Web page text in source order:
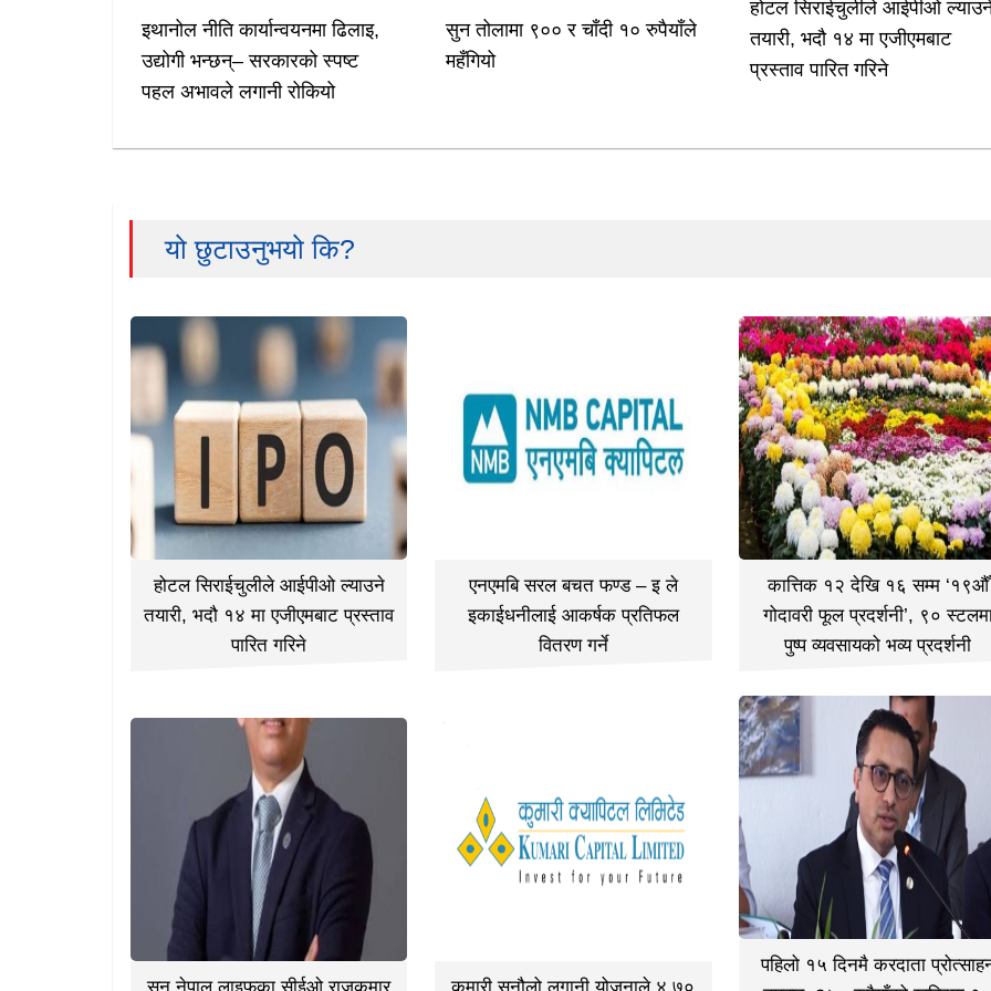
इथानोल नीति कार्यान्वयनमा ढिलाइ,
उद्योगी भन्छन्– सरकारको स्पष्ट
पहल अभावले लगानी रोकियो
सुन तोलामा ९०० र चाँदी १० रुपैयाँले
महँगियो
होटल सिराईचुलीले आईपीओ
तयारी, भदौ १४ मा एजीएमबाट
प्रस्ताव पारित गरिने
यो छुटाउनुभयो कि?
होटल सिराईचुलीले आईपीओ ल्याउने
तयारी, भदौ १४ मा एजीएमबाट प्रस्ताव
पारित गरिने
एनएमबि सरल बचत फण्ड – इ ले
इकाईधनीलाई आकर्षक प्रतिफल
वितरण गर्ने
कात्तिक १२ देखि १६ सम्म ‘१९औँ
गोदावरी फूल प्रदर्शनी’, ९०
पुष्प व्यवसायको भव्य प्रदर्शनी
पहिलो १५ दिनमै करदाता